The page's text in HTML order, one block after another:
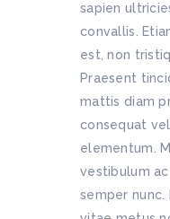
sapien
convallis.
est, non
Praesent
mattis diam
consequat
elementum.
vestibulum
semper